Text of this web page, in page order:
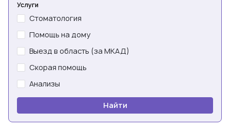
Услуги
Стоматология
Помощь на дому
Выезд в область (за МКАД)
Скорая помощь
Анализы
Найти